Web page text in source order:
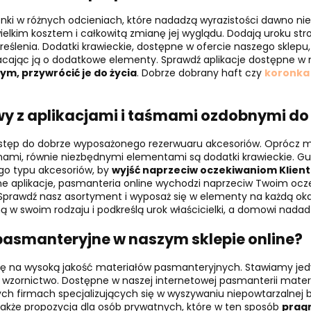
w różnych odcieniach, które nadadzą wyrazistości dawno
kosztem i całkowitą zmianę jej wyglądu. Dodają uroku
Dodatki krawieckie, dostępne w ofercie naszego
ją o dodatkowe elementy. Sprawdź aplikacje dostępne
przywrócić je do życia. Dobrze dobrany haft czy koronka
z aplikacjami i taśmami ozdobnymi
do dobrze wyposażonego rezerwuaru akcesoriów. Oprócz
równie niezbędnymi elementami są dodatki krawieckie.
typu akcesoriów, by wyjść naprzeciw oczekiwaniom
aplikacje, pasmanteria online wychodzi naprzeciw Twoim
nasz asortyment i wyposaż się w elementy na każdą
swoim rodzaju i podkreślą urok właścicielki, a domowi
w naszym sklepie online?
na wysoką jakość materiałów pasmanteryjnych. Stawiamy
Dostępne w naszej internetowej pasmanterii
firmach specjalizujących się w wyszywaniu niepowtarzalnej
propozycja dla osób prywatnych, które w ten sposób